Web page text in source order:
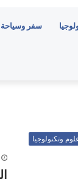
سفر وسياحة
وتكنولوجيا